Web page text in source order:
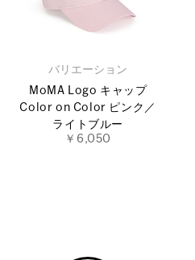
バリエーション
MoMA Logo キャップ
Color on Color ピンク／
ライトブルー
￥6,050